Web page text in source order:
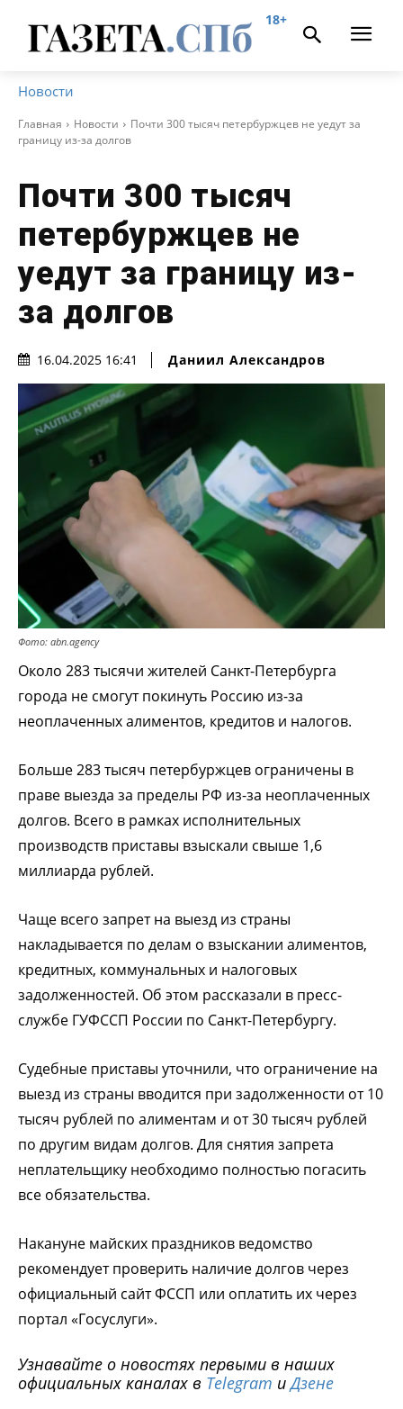
18+
Новости
Главная Новости
Почти 300 тысяч петербуржцев не уедут за
границу из-за долгов
Почти 300 тысяч
петербуржцев не
уедут за границу из-
за долгов
16.04.2025 16:41 Даниил Александров
Фото: abn.agency
Около 283 тысячи жителей Санкт-Петербурга
города не смогут покинуть Россию из-за
неоплаченных алиментов, кредитов и налогов.
Больше 283 тысяч петербуржцев ограничены в
праве выезда за пределы РФ из-за неоплаченных
долгов. Всего в рамках исполнительных
производств приставы взыскали свыше 1,6
миллиарда рублей.
Чаще всего запрет на выезд из страны
накладывается по делам о взыскании алиментов,
кредитных, коммунальных и налоговых
задолженностей. Об этом рассказали в пресс-
службе ГУФССП России по Санкт-Петербургу.
Судебные приставы уточнили, что ограничение на
выезд из страны вводится при задолженности от 10
тысяч рублей по алиментам и от 30 тысяч рублей
по другим видам долгов. Для снятия запрета
неплательщику необходимо полностью погасить
все обязательства.
Накануне майских праздников ведомство
рекомендует проверить наличие долгов через
официальный сайт ФССП или оплатить их через
портал «Госуслуги».
Узнавайте о новостях первыми в наших
официальных каналах в Telegram иДзене